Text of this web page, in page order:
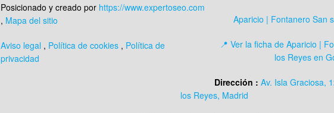
Posicionado y creado por https://www.expertoseo.com
, Mapa del sitio
Aviso legal , Política de cookies , Política de
privacidad
Aparicio | Fontanero San
📍 Ver la ficha de Aparicio |
los Reyes en
Dirección : Av. Isla Graciosa,
los Reyes, Madrid